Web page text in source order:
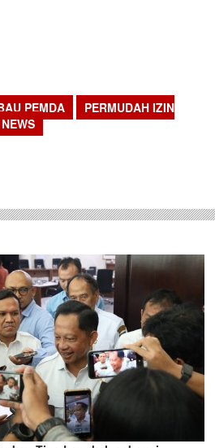
PEMDA
PERMUDAH IZIN